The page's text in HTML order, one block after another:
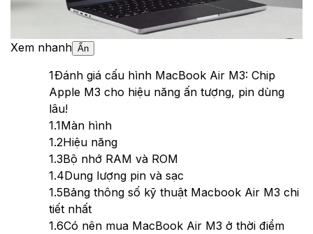
Xem nhanh Ẩn
1Đánh giá cấu hình MacBook Air M3: Chip
Apple M3 cho hiệu năng ấn tượng, pin dùng
lâu!
1.1Màn hình
1.2Hiệu năng
1.3Bộ nhớ RAM và ROM
1.4Dung lượng pin và sạc
1.5Bảng thông số kỹ thuật Macbook Air M3 chi
tiết nhất
1.6Có nên mua MacBook Air M3 ở thời điểm